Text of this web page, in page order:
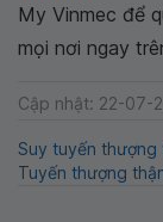
My Vinmec để
mọi nơi ngay
Cập nhật: 22-07-
Suy tuyến thượng
Tuyến thượng